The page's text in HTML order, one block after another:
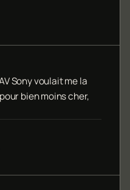
Sony voulait me la
bien moins cher,